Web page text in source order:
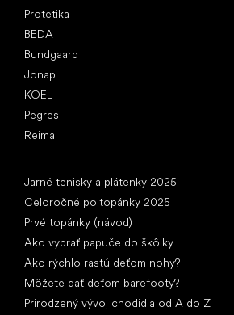
Protetika
BEDA
Bundgaard
Jonap
KOEL
Pegres
Reima
Jarné tenisky a plátenky 2025
Celoročné poltopánky 2025
Prvé topánky (návod)
Ako vybrať papuče do škôlky
Ako rýchlo rastú deťom nohy?
Môžete dať deťom barefooty?
Prirodzený vývoj chodidla od A do Z